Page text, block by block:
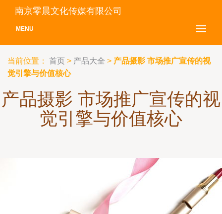
南京零晨文化传媒有限公司
MENU
当前位置： 首页 > 产品大全 > 产品摄影 市场推广宣传的视
觉引擎与价值核心
产品摄影 市场推广宣传的视
觉引擎与价值核心